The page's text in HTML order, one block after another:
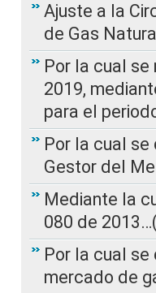
Ajuste a la
de Gas
Por la cual se
2019,
para el
Por la cual
Gestor del
Mediante la
080 de
Por la cual
mercado de